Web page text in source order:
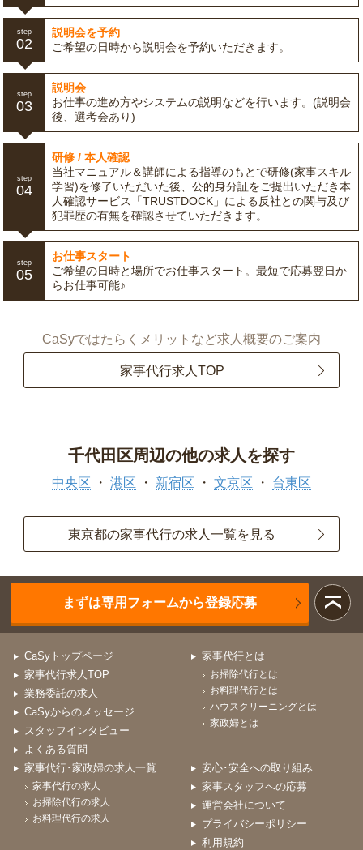
step
02
説明会を予約
ご希望の日時から説明会を予約いただきます。
step
03
説明会
お仕事の進め方やシステムの説明などを行います。(説明会
後、選考会あり)
step
04
研修 / 本人確認
当社マニュアル＆講師による指導のもとで研修(家事スキル
学習)を修了いただいた後、公的身分証をご提出いただき本
人確認サービス「TRUSTDOCK」による反社との関与及び
犯罪歴の有無を確認させていただきます。
step
05
お仕事スタート
ご希望の日時と場所でお仕事スタート。最短で応募翌日か
らお仕事可能♪
CaSyではたらくメリットなど求人概要のご案内
家事代行求人TOP
千代田区周辺の他の求人を探す
中央区 港区 新宿区 文京区 台東区
東京都の家事代行の求人一覧を見る
まずは専用フォームから登録応募
CaSyトップページ
家事代行求人TOP
業務委託の求人
CaSyからのメッセージ
スタッフインタビュー
よくある質問
家事代行とは
お掃除代行とは
お料理代行とは
ハウスクリーニングとは
家政婦とは
家事代行･家政婦の求人一覧
家事代行の求人
お掃除代行の求人
お料理代行の求人
安心･安全への取り組み
家事スタッフへの応募
運営会社について
プライバシーポリシー
利用規約